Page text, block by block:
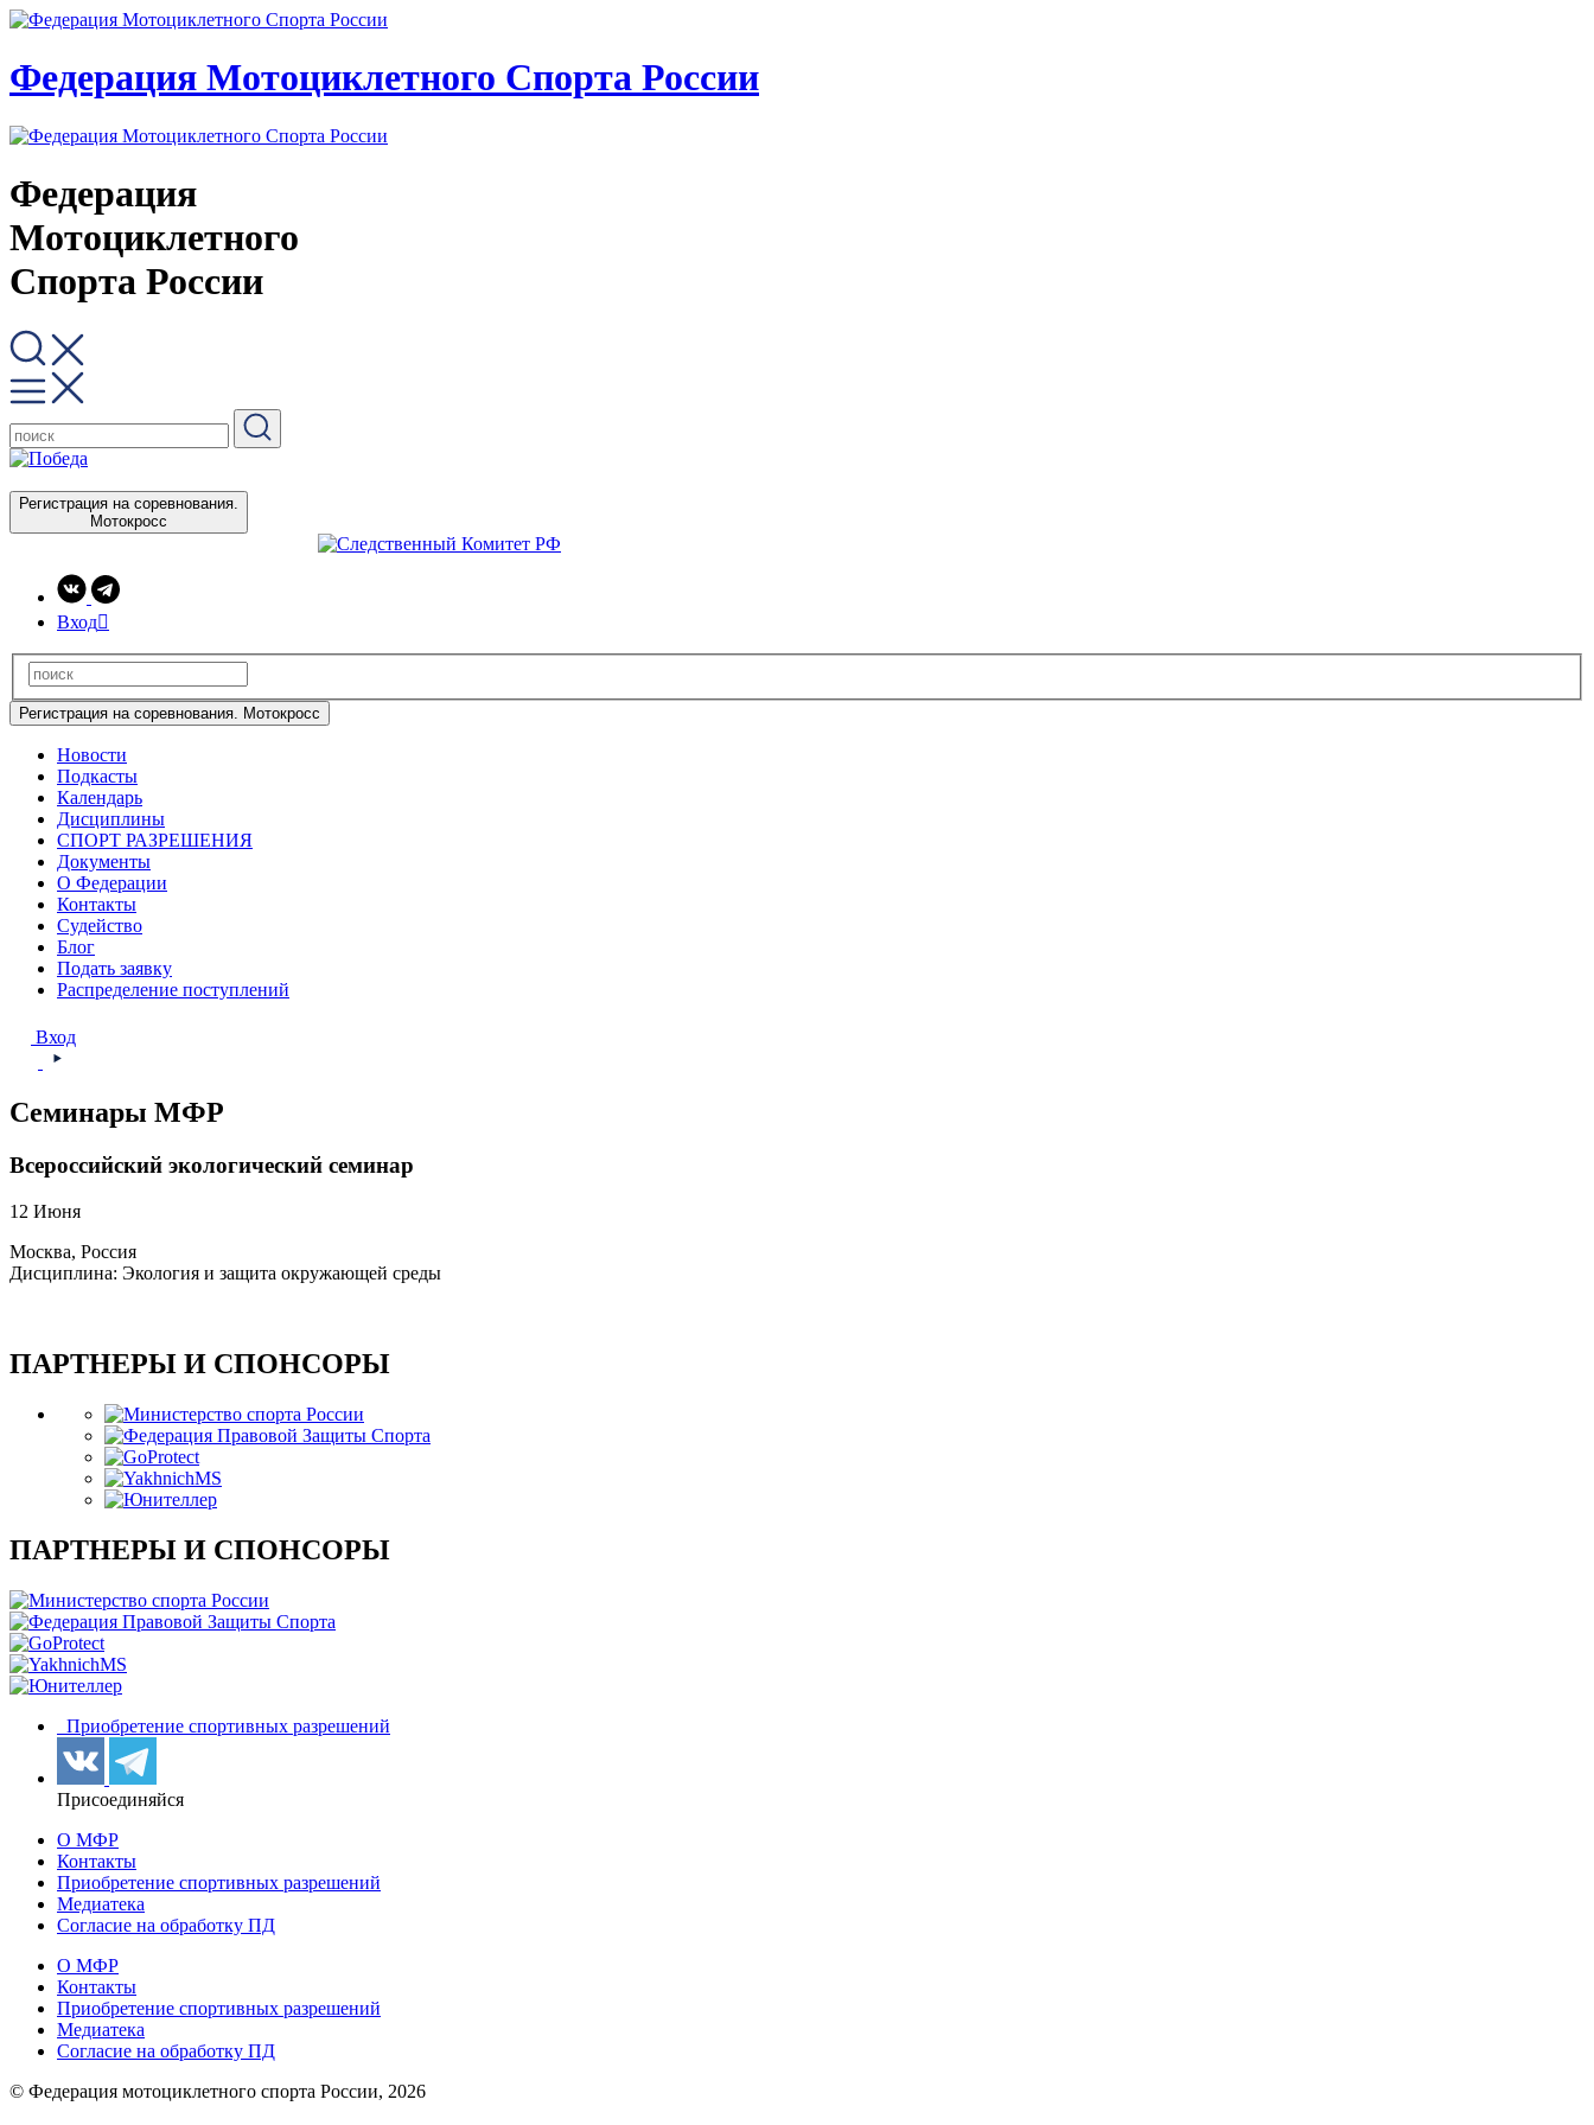
Федерация Мотоциклетного Спорта России
Федерация
Мотоциклетного
Спорта России
Регистрация на соревнования.
Мотокросс
Вход
Регистрация на соревнования. Мотокросс
Новости
Подкасты
Календарь
Дисциплины
СПОРТ РАЗРЕШЕНИЯ
Документы
О Федерации
Контакты
Судейство
Блог
Подать заявку
Распределение поступлений
Вход
Семинары МФР
Всероссийский экологический семинар
12 Июня
Москва, Россия
Дисциплина: Экология и защита окружающей среды
ПАРТНЕРЫ И СПОНСОРЫ
ПАРТНЕРЫ И СПОНСОРЫ
Приобретение спортивных разрешений
Присоединяйся
О МФР
Контакты
Приобретение спортивных разрешений
Медиатека
Согласие на обработку ПД
О МФР
Контакты
Приобретение спортивных разрешений
Медиатека
Согласие на обработку ПД
© Федерация мотоциклетного спорта России, 2026